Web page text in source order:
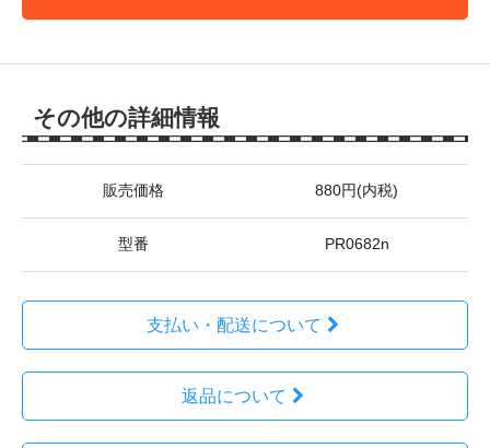
その他の詳細情報
販売価格 880円(内税)
型番 PR0682n
支払い・配送について
返品について